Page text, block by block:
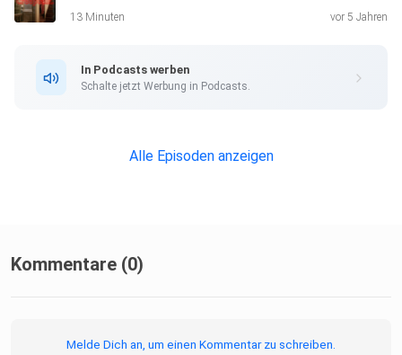
13 Minuten vor 5 Jahren
In Podcasts werben
Schalte jetzt Werbung in Podcasts.
Alle Episoden anzeigen
Kommentare (0)
Melde Dich an, um einen Kommentar zu schreiben.